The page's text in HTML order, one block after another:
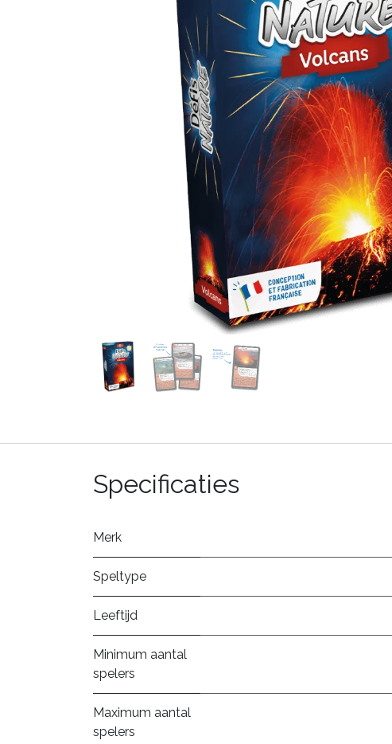
Specificaties
Merk
Speltype
Leeftijd
Minimum aantal
spelers
Maximum aantal
spelers